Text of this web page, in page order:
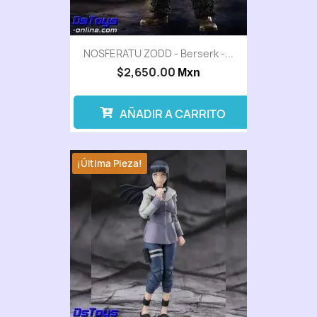
NOSFERATU ZODD - Berserk -...
$2,650.00 Mxn
AÑADIR A CARRITO
¡Última Pieza!